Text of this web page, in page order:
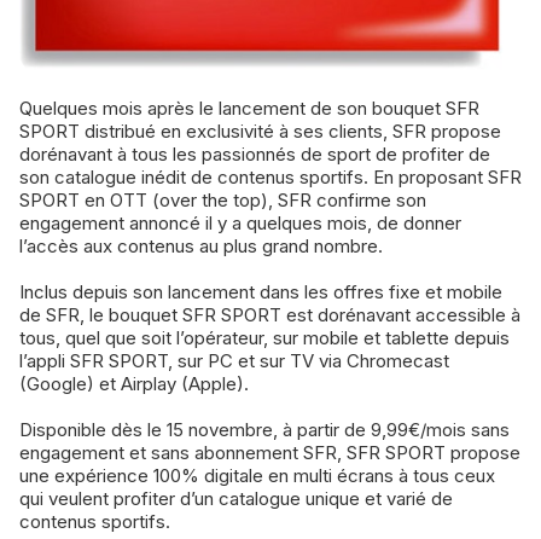
Quelques mois après le lancement de son bouquet SFR
SPORT distribué en exclusivité à ses clients, SFR propose
dorénavant à tous les passionnés de sport de profiter de
son catalogue inédit de contenus sportifs. En proposant SFR
SPORT en OTT (over the top), SFR confirme son
engagement annoncé il y a quelques mois, de donner
l’accès aux contenus au plus grand nombre.
Inclus depuis son lancement dans les offres fixe et mobile
de SFR, le bouquet SFR SPORT est dorénavant accessible à
tous, quel que soit l’opérateur, sur mobile et tablette depuis
l’appli SFR SPORT, sur PC et sur TV via Chromecast
(Google) et Airplay (Apple).
Disponible dès le 15 novembre, à partir de 9,99€/mois sans
engagement et sans abonnement SFR, SFR SPORT propose
une expérience 100% digitale en multi écrans à tous ceux
qui veulent profiter d’un catalogue unique et varié de
contenus sportifs.